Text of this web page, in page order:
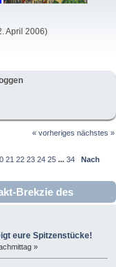
April 2006)
« vorheriges nächstes »
21 22 23 24 25 ...34
Nach
Brekzie des
(Gelesen 184494
eure Spitzenstücke!
»